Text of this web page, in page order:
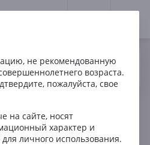
Да
Игристое
Франция
du Jura Blanc de Noirs
не рекомендованную
возраста.
пожалуйста, свое
на сайте, носят
характер и
личного использования.